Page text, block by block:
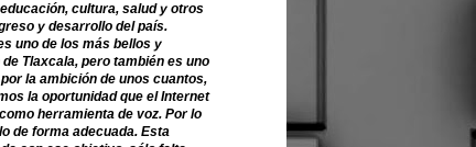
cultura, salud y otros
y desarrollo del país.
uno de los más bellos y
Tlaxcala, pero también es uno
la ambición de unos cuantos,
la oportunidad que el Internet
herramienta de voz. Por lo
de forma adecuada. Esta